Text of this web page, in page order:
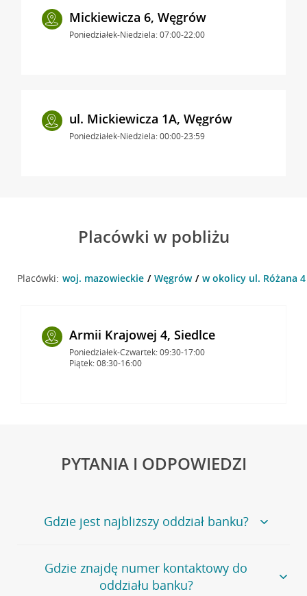
Mickiewicza 6, Węgrów
Poniedziałek-Niedziela: 07:00-22:00
ul. Mickiewicza 1A, Węgrów
Poniedziałek-Niedziela: 00:00-23:59
Placówki w pobliżu
Placówki: woj. mazowieckie Węgrów w okolicy ul. Różana
Armii Krajowej 4, Siedlce
Poniedziałek-Czwartek: 09:30-17:00
Piątek: 08:30-16:00
PYTANIA I ODPOWIEDZI
Gdzie jest najbliższy oddział banku?
Jeśli szukasz oddziału naszego banku, zapraszamy na
stronęPlacówki i bankomaty, na której znajduje się
wygodna wyszukiwarka.
Gdzie znajdę numer kontaktowy do
oddziału banku?